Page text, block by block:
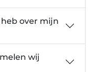
over mijn
wij